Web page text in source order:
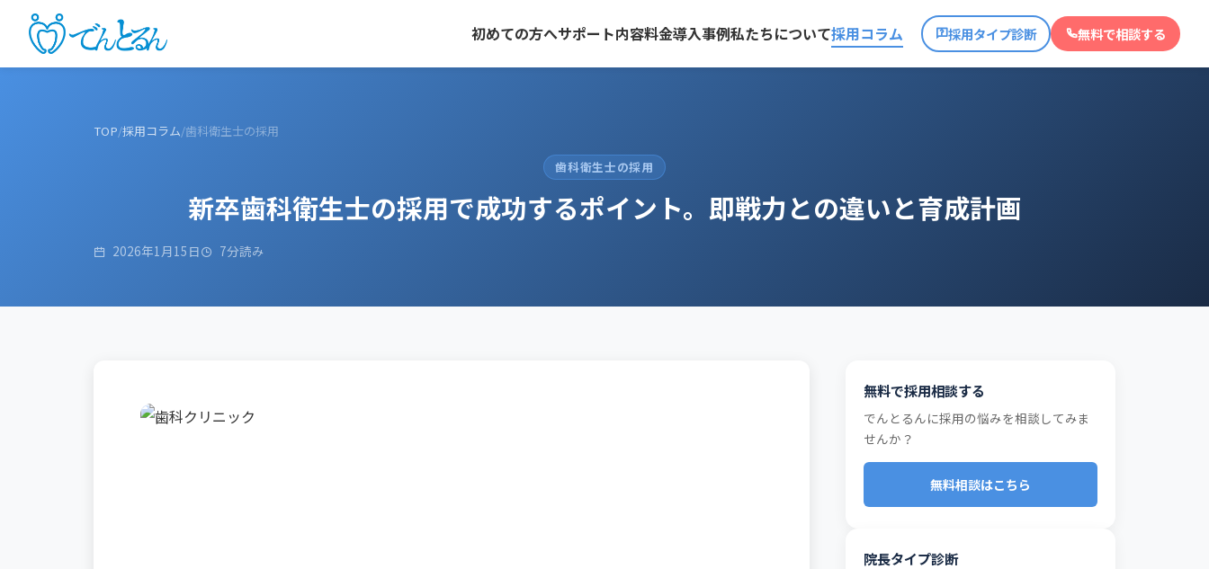
初めての方へサポート内容料金導入事例私たちについて採用コラム 採用タイプ診断 無料で相談する
TOP/採用コラム/歯科衛生士の採用
歯科衛生士の採用
新卒歯科衛生士の採用で成功するポイント。即戦力との違いと育成計画
2026年1月15日 7分読み
無料で採用相談する
でんとるんに採用の悩みを相談してみま
せんか？
無料相談はこちら
院長タイプ診断